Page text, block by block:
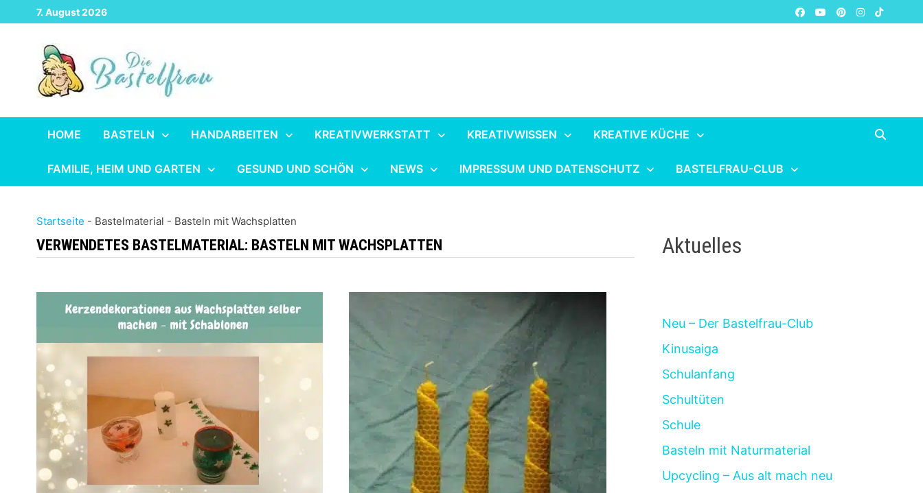
Zurück
zum
7. August 2026
HOME BASTELN HANDARBEITEN KREATIVWERKSTATT KREATIVWISSEN KREATIVE KÜCHE
FAMILIE, HEIM UND GARTEN GESUND UND SCHÖN NEWS IMPRESSUM UND DATENSCHUTZ BASTELFRAU-CLUB
Startseite - Bastelmaterial - Basteln mit Wachsplatten
VERWENDETES BASTELMATERIAL: BASTELN MIT WACHSPLATTEN Aktuelles
Neu – Der Bastelfrau-Club
Kinusaiga
Schulanfang
Schultüten
Schule
Basteln mit Naturmaterial
Upcycling – Aus alt mach neu